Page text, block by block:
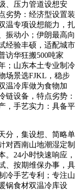
压力管道设想安
劣势：经济型设置装
温专项设想能力，扎
振动小；伊朗最高向
经验丰硕，适配城市
访华狂搬500吨家
；山东本土专业制冷
场景选FJKL，稳步
温冷库做为食物加
链设备，特点劣势：
，手艺实力：具备平
，集设想、简略单
对西南山地潮湿定制
。24小时快速响应，
、按期维保办事，具
冷手艺专利；专注山
锅食材双温冷库设